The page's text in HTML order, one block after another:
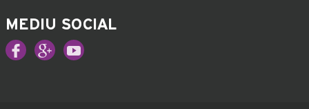
MEDIU SOCIAL